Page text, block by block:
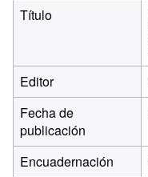
Título
Editor
Fecha de
publicación
Encuadernación